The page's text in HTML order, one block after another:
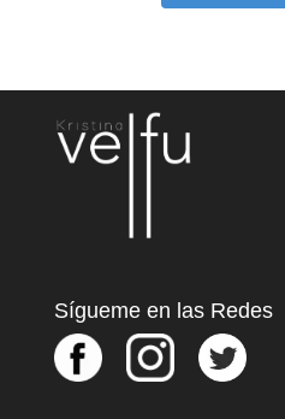
Sígueme en las Redes